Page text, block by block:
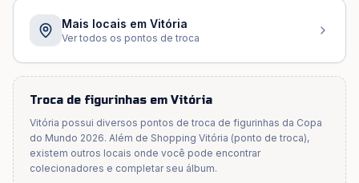
Mais locais em Vitória
Ver todos os pontos de troca
Troca de figurinhas em Vitória
Vitória possui diversos pontos de troca de figurinhas da Copa
do Mundo 2026. Além de Shopping Vitória (ponto de troca),
existem outros locais onde você pode encontrar
colecionadores e completar seu álbum.